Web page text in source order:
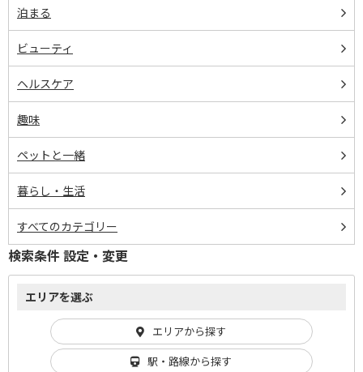
泊まる
ビューティ
ヘルスケア
趣味
ペットと一緒
暮らし・生活
すべてのカテゴリー
検索条件 設定・変更
エリアを選ぶ
エリアから探す
駅・路線から探す